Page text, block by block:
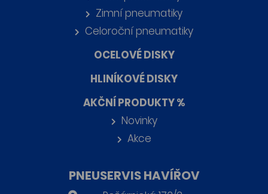
Zimní pneumatiky
Celoroční pneumatiky
OCELOVÉ DISKY
HLINÍKOVÉ DISKY
AKČNÍ PRODUKTY %
Novinky
Akce
PNEUSERVIS HAVÍŘOV